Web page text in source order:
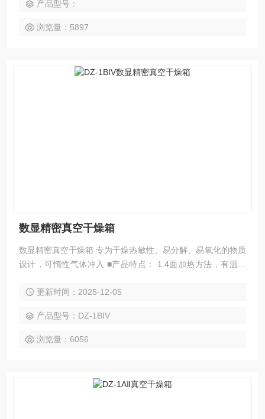
产品型号：
浏览量：5897
数显精密真空干燥箱
数显精密真空干燥箱 专为干燥热敏性、易分解、易氧化的物质
设计，可惰性气体冲入 ■产品特点： 1.4面加热方法，有温度
封条，具有良好的密封性，双重观察玻璃窗，防爆玻璃更安
一个屏幕上显示多个数据，带有PT100传感器的智能PID控制
系统。 5.LCD真空表,精度等级0.5，Mp
更新时间：2025-12-05
产品型号：DZ-1BIV
浏览量：6056